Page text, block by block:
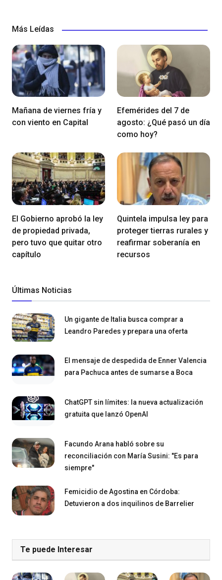
Más Leídas
Mañana de viernes fría y
con viento en Capital
Efemérides del 7 de
agosto: ¿Qué pasó un día
como hoy?
El Gobierno aprobó la ley
de propiedad privada,
pero tuvo que quitar otro
capítulo
Quintela impulsa ley para
proteger tierras rurales y
reafirmar soberanía en
recursos
Últimas Noticias
Un gigante de Italia busca comprar a
Leandro Paredes y prepara una oferta
El mensaje de despedida de Enner Valencia
para Pachuca antes de sumarse a Boca
ChatGPT sin límites: la nueva actualización
gratuita que lanzó OpenAI
Facundo Arana habló sobre su
reconciliación con María Susini: "Es para
siempre"
Femicidio de Agostina en Córdoba:
Detuvieron a dos inquilinos de Barrelier
Te puede Interesar